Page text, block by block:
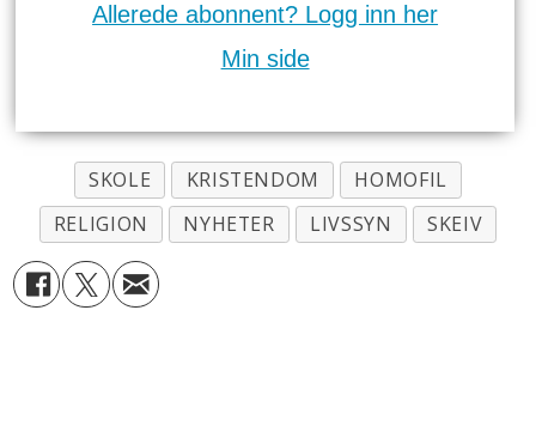
Allerede abonnent? Logg inn her
Min side
SKOLE KRISTENDOM
HOMOFIL
RELIGION
NYHETER LIVSSYN SKEIV